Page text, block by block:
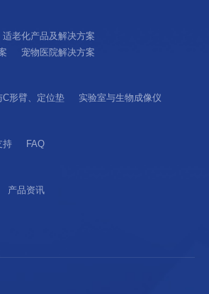
适老化产品及解决方案
宠物医院解决方案
C形臂、定位垫 实验室与生物成像仪
持 FAQ
产品资讯